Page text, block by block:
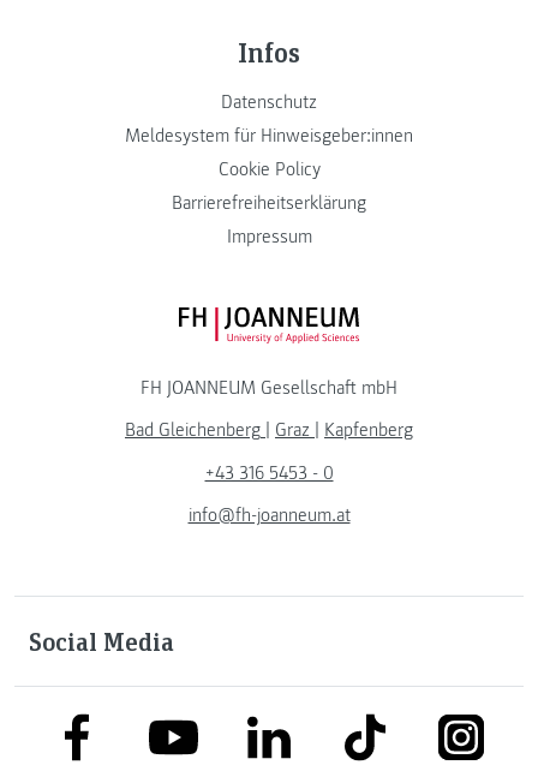
Infos
Datenschutz
Meldesystem für Hinweisgeber:innen
Cookie Policy
Barrierefreiheitserklärung
Impressum
FH JOANNEUM Logo
FH JOANNEUM Gesellschaft mbH
Bad Gleichenberg
Graz
Kapfenberg
+43 316 5453 - 0
info@fh-joanneum.at
Social Media
link to facebooklink to youtubelink to linkedinlink to tiktok